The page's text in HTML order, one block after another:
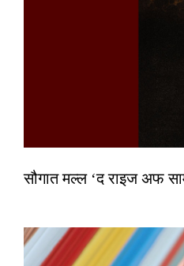
सौगात मल्ल ‘द राइज अफ